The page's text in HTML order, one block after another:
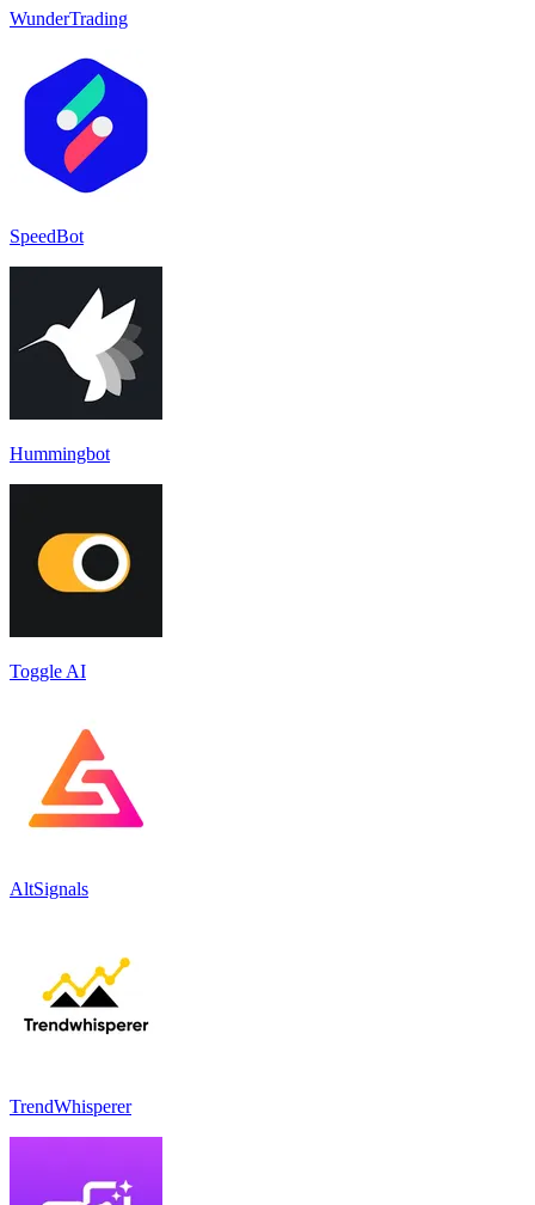
WunderTrading
SpeedBot
Hummingbot
Toggle AI
AltSignals
TrendWhisperer